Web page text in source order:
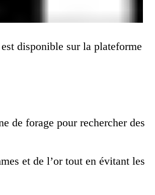
disponible sur la plateforme
de forage pour rechercher des
et de l’or tout en évitant les